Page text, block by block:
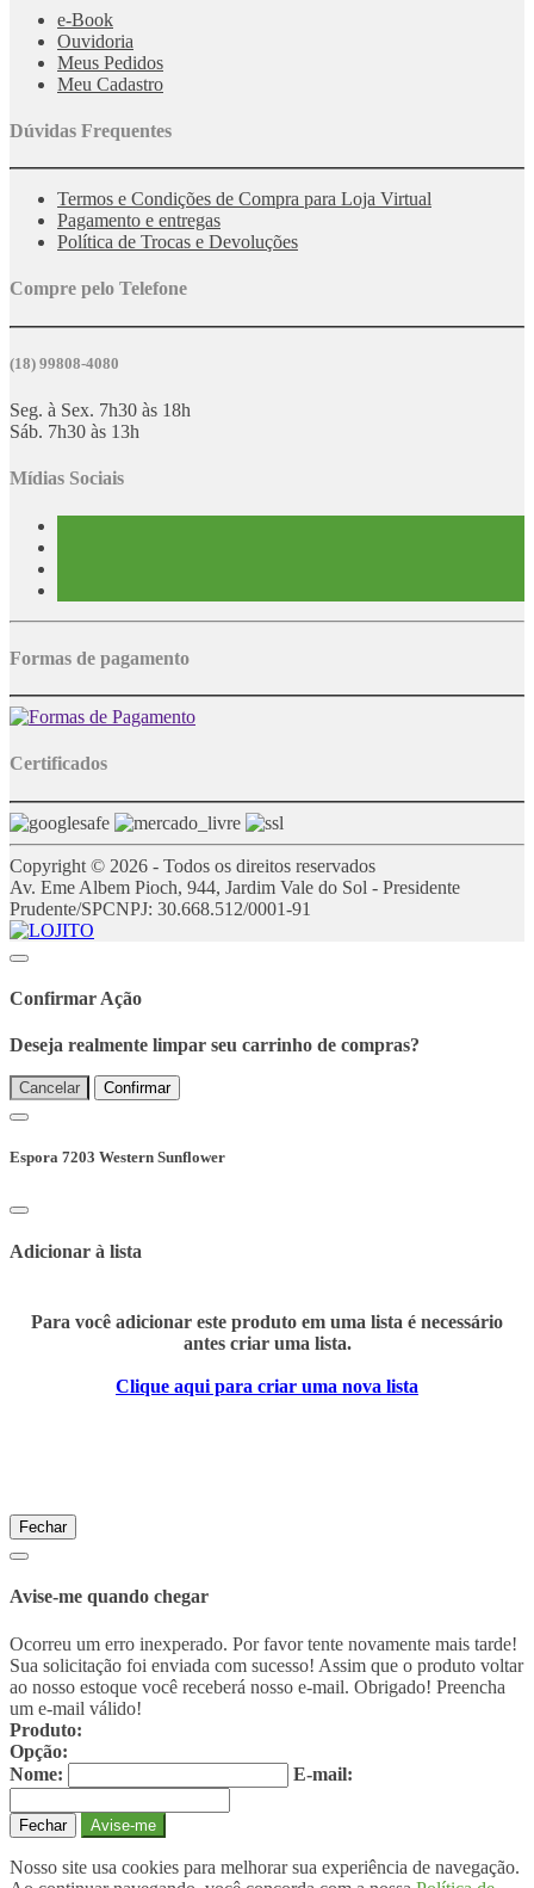
e-Book
Ouvidoria
Meus Pedidos
Meu Cadastro
Dúvidas Frequentes
Termos e Condições de Compra para Loja Virtual
Pagamento e entregas
Política de Trocas e Devoluções
Compre pelo Telefone
(18) 99808-4080
Seg. à Sex. 7h30 às 18h
Sáb. 7h30 às 13h
Mídias Sociais
Formas de pagamento
Certificados
Copyright © 2026 - Todos os direitos reservados
Av. Eme Albem Pioch, 944, Jardim Vale do Sol - Presidente
Prudente/SPCNPJ: 30.668.512/0001-91
Confirmar Ação
Deseja realmente limpar seu carrinho de compras?
Cancelar Confirmar
Espora 7203 Western Sunflower
Adicionar à lista
Para você adicionar este produto em uma lista é necessário
antes criar uma lista.
Clique aqui para criar uma nova lista
Fechar
Avise-me quando chegar
Ocorreu um erro inexperado. Por favor tente novamente mais tarde!
Sua solicitação foi enviada com sucesso! Assim que o produto voltar
ao nosso estoque você receberá nosso e-mail. Obrigado! Preencha
um e-mail válido!
Produto:
Opção:
Nome:
E-mail:
Fechar Avise-me
Nosso site usa cookies para melhorar sua experiência de navegação.